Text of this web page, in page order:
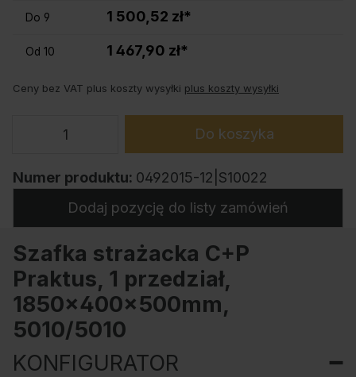
Do 9 1 500,52 zł*
Od 10 1 467,90 zł*
Ceny bez VAT plus koszty wysyłki plus koszty wysyłki
Do koszyka
Numer produktu: 0492015-12|S10022
Dodaj pozycję do listy zamówień
Szafka strażacka C+P
Praktus, 1 przedział,
1850x400x500mm,
5010/5010
KONFIGURATOR